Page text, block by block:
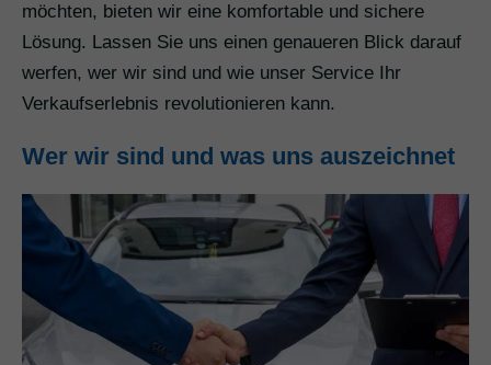
möchten, bieten wir eine komfortable und sichere
Lösung. Lassen Sie uns einen genaueren Blick darauf
werfen, wer wir sind und wie unser Service Ihr
Verkaufserlebnis revolutionieren kann.
Wer wir sind und was uns auszeichnet